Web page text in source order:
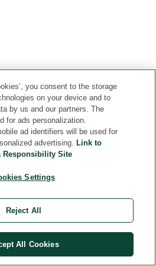
you consent to the storage
on your device and to
by us and our partners. The
for ads personalization.
ad identifiers will be used for
advertising. Link to
Responsibility Site
Settings
Reject All
All Cookies